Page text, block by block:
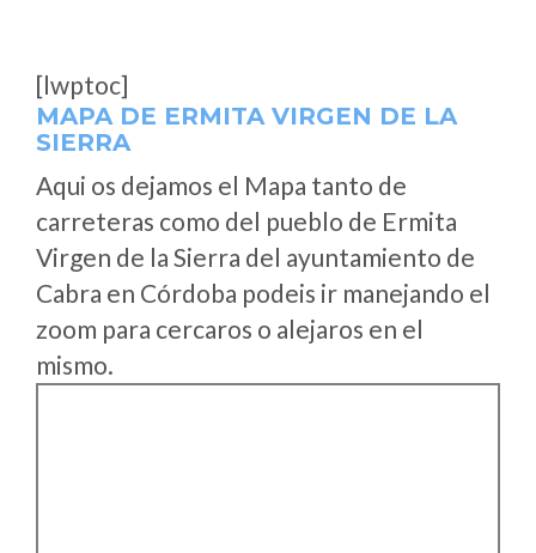
[lwptoc]
MAPA DE ERMITA VIRGEN DE LA
SIERRA
Aqui os dejamos el Mapa tanto de
carreteras como del pueblo de Ermita
Virgen de la Sierra del ayuntamiento de
Cabra en Córdoba podeis ir manejando el
zoom para cercaros o alejaros en el
mismo.